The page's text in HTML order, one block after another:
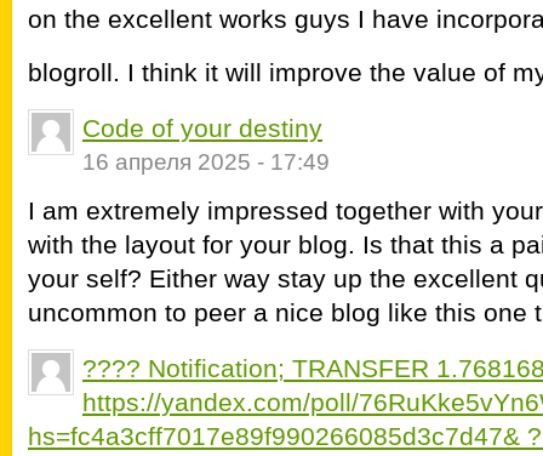
on the excellent works guys I have
blogroll. I think it will improve the value of
Code of your destiny
16 апреля 2025 - 17:49
I am extremely impressed together with
with the layout for your blog. Is that this a
your self? Either way stay up the excellent
uncommon to peer a nice blog like this one
???? Notification; TRANSFER
https://yandex.com/poll/
hs=fc4a3cff7017e89f990266085d3c7d47&